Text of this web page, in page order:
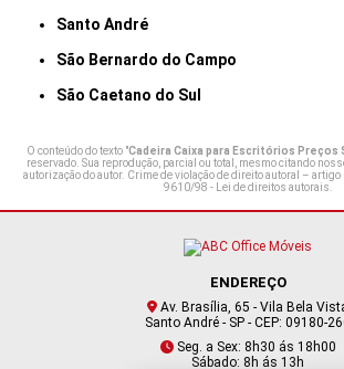
Santo André
São Bernardo do Campo
São Caetano do Sul
O conteúdo do texto "Cadeira Caixa para Escritórios Preços
reservado. Sua reprodução, parcial ou total, mesmo citando
autorização do autor. Crime de violação de direito autoral – artigo
9610/98 - Lei de direitos autorais.
ENDEREÇO
Av. Brasília, 65 - Vila Bela
Santo André - SP - CEP: 09180-
Seg. a Sex: 8h30 ás 18h00
Sábado: 8h ás 13h